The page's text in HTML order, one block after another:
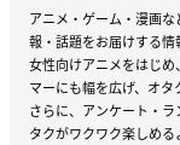
アニメ・ゲーム・漫画
報・話題をお届けする情
女性向けアニメをはじ
マーにも幅を広げ、オタ
さらに、アンケート・
タクがワクワク楽しめる